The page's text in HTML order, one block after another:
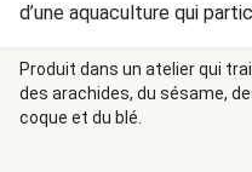
d’une aquaculture qui
l'environnement.
peuvent également être
l’approvisionnement.
Produit dans un atelier qui
des arachides, du sésame,
coque et du blé.